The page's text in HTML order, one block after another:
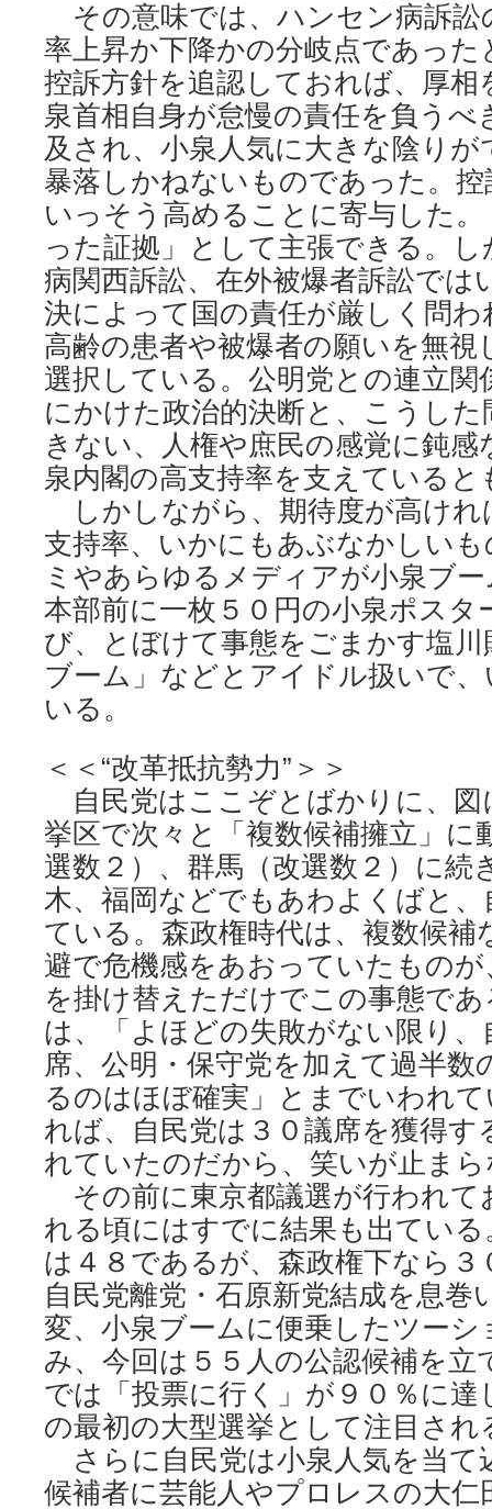
その意味では、ハンセン病訴訟
率上昇か下降かの分岐点であっ
控訴方針を追認しておれば、厚相
泉首相自身が怠慢の責任を負うべ
及され、小泉人気に大きな陰り
暴落しかねないものであった。
いっそう高めることに寄与した
った証拠」として主張できる。
病関西訴訟、在外被爆者訴訟では
決によって国の責任が厳しく問
高齢の患者や被爆者の願いを無視
選択している。公明党との連立関
にかけた政治的決断と、こうし
きない、人権や庶民の感覚に鈍感
泉内閣の高支持率を支えていると
しかしながら、期待度が高けれ
支持率、いかにもあぶなかしい
ミやあらゆるメディアが小泉ブ
本部前に一枚５０円の小泉ポスタ
び、とぼけて事態をごまかす塩
ブーム」などとアイドル扱いで
いる。
＜＜“改革抵抗勢力”＞＞
自民党はここぞとばかりに、図
挙区で次々と「複数候補擁立」に
選数２）、群馬（改選数２）に続
木、福岡などでもあわよくばと
ている。森政権時代は、複数候補
避で危機感をあおっていたもの
を掛け替えただけでこの事態で
は、「よほどの失敗がない限り
席、公明・保守党を加えて過半数
るのはほぼ確実」とまでいわれ
れば、自民党は３０議席を獲得
れていたのだから、笑いが止ま
その前に東京都議選が行われて
れる頃にはすでに結果も出てい
は４８であるが、森政権下なら３
自民党離党・石原新党結成を息巻
変、小泉ブームに便乗したツー
み、今回は５５人の公認候補を立
では「投票に行く」が９０％に達
の最初の大型選挙として注目さ
さらに自民党は小泉人気を当て
候補者に芸能人やプロレスの大仁